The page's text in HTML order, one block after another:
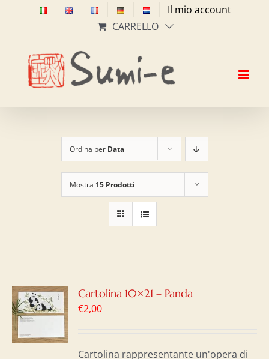
Il mio account
CARRELLO
Ordina per Data
Mostra 15 Prodotti
Cartolina 10×21 – Panda
€2,00
Cartolina rappresentante un'opera di